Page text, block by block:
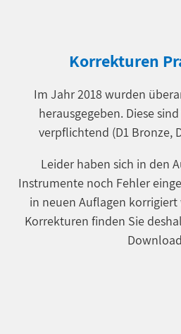
Korrekturen
Im Jahr 2018 wurden
herausgegeben. Diese
verpflichtend (D1 Bronze,
Leider haben sich in den
Instrumente noch Fehler
in neuen Auflagen
Korrekturen finden Sie